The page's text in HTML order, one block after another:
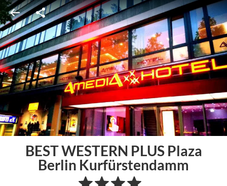
BEST WESTERN PLUS Plaza
Berlin Kurfürstendamm